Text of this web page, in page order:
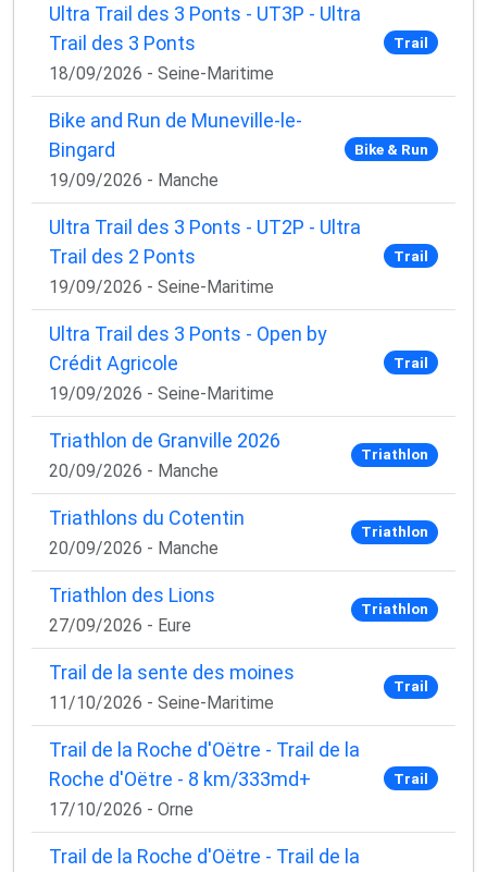
Ultra Trail des 3 Ponts - UT3P - Ultra
Trail des 3 Ponts
18/09/2026 - Seine-Maritime
Trail
Bike and Run de Muneville-le-
Bingard
19/09/2026 - Manche
Bike & Run
Ultra Trail des 3 Ponts - UT2P - Ultra
Trail des 2 Ponts
19/09/2026 - Seine-Maritime
Trail
Ultra Trail des 3 Ponts - Open by
Crédit Agricole
19/09/2026 - Seine-Maritime
Trail
Triathlon de Granville 2026
20/09/2026 - Manche
Triathlon
Triathlons du Cotentin
20/09/2026 - Manche
Triathlon
Triathlon des Lions
27/09/2026 - Eure
Triathlon
Trail de la sente des moines
11/10/2026 - Seine-Maritime
Trail
Trail de la Roche d'Oëtre - Trail de la
Roche d'Oëtre - 8 km/333md+
17/10/2026 - Orne
Trail
Trail de la Roche d'Oëtre - Trail de la